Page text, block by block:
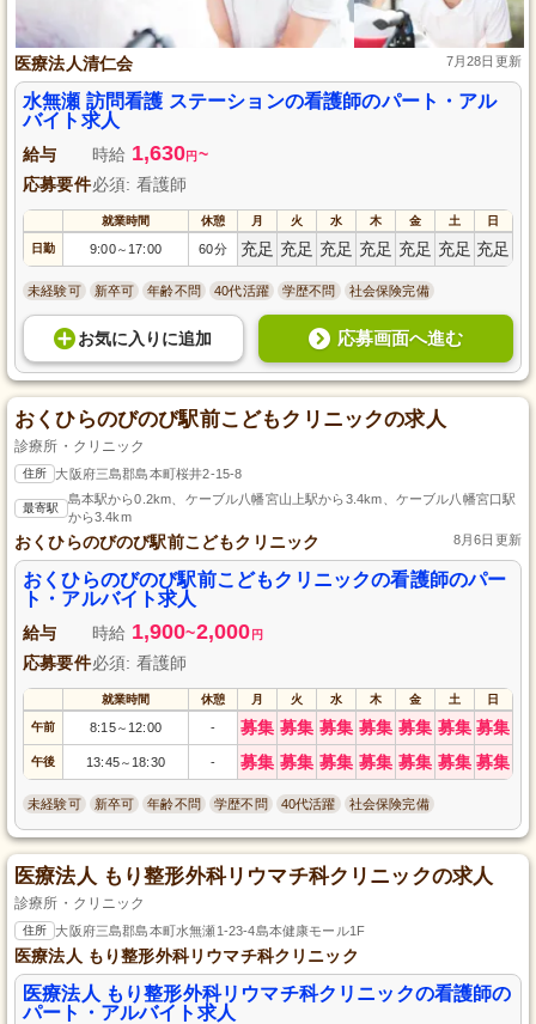
医療法人清仁会 7月28日更新
水無瀬 訪問看護 ステーションの看護師のパート・アル
バイト求人
給与 時給 1,630円 ~
応募要件必須: 看護師
就業時間 休憩 月 火 水 木 金 土 日
日勤 9:00～ 17:00 60分 充足 充足 充足 充足 充足 充足 充足
未経験可 新卒可 年齢不問 40代活躍 学歴不問 社会保険完備
お気に入り に追加 応募画面へ進む
おくひらのびのび駅前こどもクリニックの求人
診療所・クリニック
住所 大阪府三島郡島本町桜井2-15-8
最寄駅
島本駅から0.2km、ケーブル八幡宮山上駅から3.4km、ケーブル八幡宮口駅
から3.4km
おくひらのびのび駅前こどもクリニック 8月6日更新
おくひらのびのび駅前こどもクリニックの看護師のパー
ト・アルバイト求人
給与 時給 1,900~2,000 円
応募要件必須: 看護師
就業時間 休憩 月 火 水 木 金 土 日
午前 8:15～ 12:00 - 募集 募集 募集 募集 募集 募集 募集
午後 13:45～ 18:30 - 募集 募集 募集 募集 募集 募集 募集
未経験可 新卒可 年齢不問 学歴不問 40代活躍 社会保険完備
医療法人 もり整形外科リウマチ科クリニックの求人
診療所・クリニック
住所 大阪府三島郡島本町水無瀬1-23-4島本健康モール1F
医療法人 もり整形外科リウマチ科クリニック
医療法人 もり整形外科リウマチ科クリニックの看護師の
パート・アルバイト求人